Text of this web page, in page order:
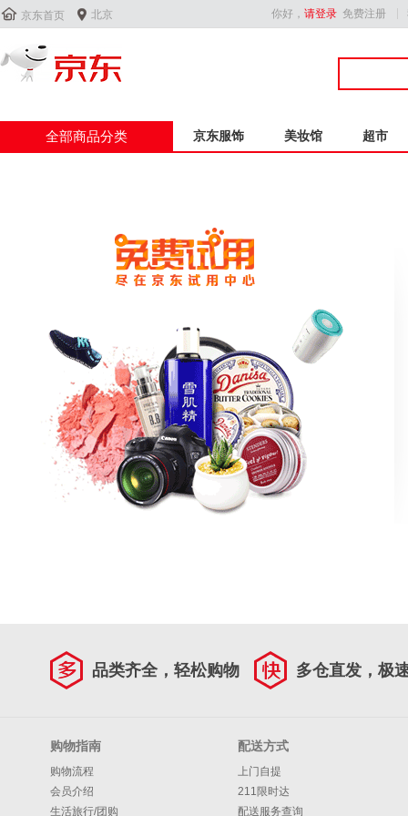
 京东首页  北京 你好， 请登录 免费注册
全部商品分类 京东服饰 美妆馆 超市
品类齐全，轻松购物 多仓直发，极
购物指南
购物流程
会员介绍
生活旅行/团购
配送方式
上门自提
211限时达
配送服务查询